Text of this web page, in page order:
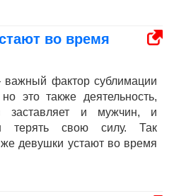
во время
фактор сублимации
это также деятельность,
заставляет и мужчин, и
терять свою силу. Так
девушки устают во время